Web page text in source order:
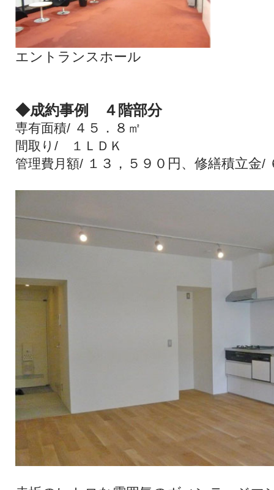
エントランスホール
◆成約事例 ４階部分
専有面積/ ４５．８㎡
間取り/ １ＬＤＫ
管理費月額/ １３，５９０円、 修繕積立金/